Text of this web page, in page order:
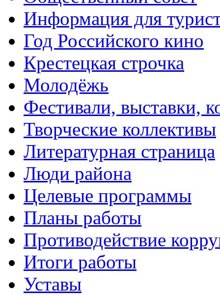
Информация для
Год Российского кино
Крестецкая строчка
Молодёжь
Фестивали, выставки,
Творческие коллективы
Литературная страница
Люди района
Целевые программы
Планы работы
Противодействие
Итоги работы
Уставы